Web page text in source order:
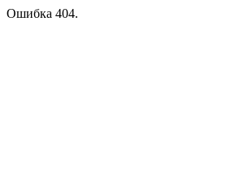
Ошибка 404.